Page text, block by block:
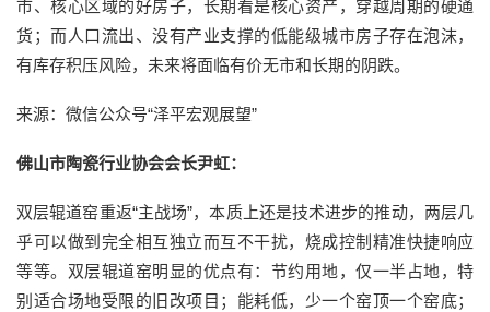
市、核心区域的好房子，长期看是核心资产，穿越周期的硬通
货；而人口流出、没有产业支撑的低能级城市房子存在泡沫，
有库存积压风险，未来将面临有价无市和长期的阴跌。
来源：微信公众号“泽平宏观展望”
佛山市陶瓷行业协会会长尹虹：
双层辊道窑重返“主战场”，本质上还是技术进步的推动，两层几
乎可以做到完全相互独立而互不干扰，烧成控制精准快捷响应
等等。双层辊道窑明显的优点有：节约用地，仅一半占地，特
别适合场地受限的旧改项目；能耗低，少一个窑顶一个窑底；